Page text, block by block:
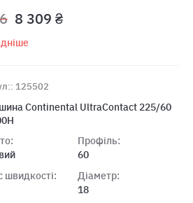
8 309 ₴
125502
Continental UltraContact 225/60
швидкості:
Профіль:
60
Діаметр:
18